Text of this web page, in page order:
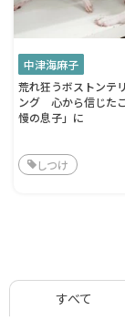
中津海麻子
荒れ狂うボストンテ
ング 心から信じた
慢の息子」に
しつけ
すべて